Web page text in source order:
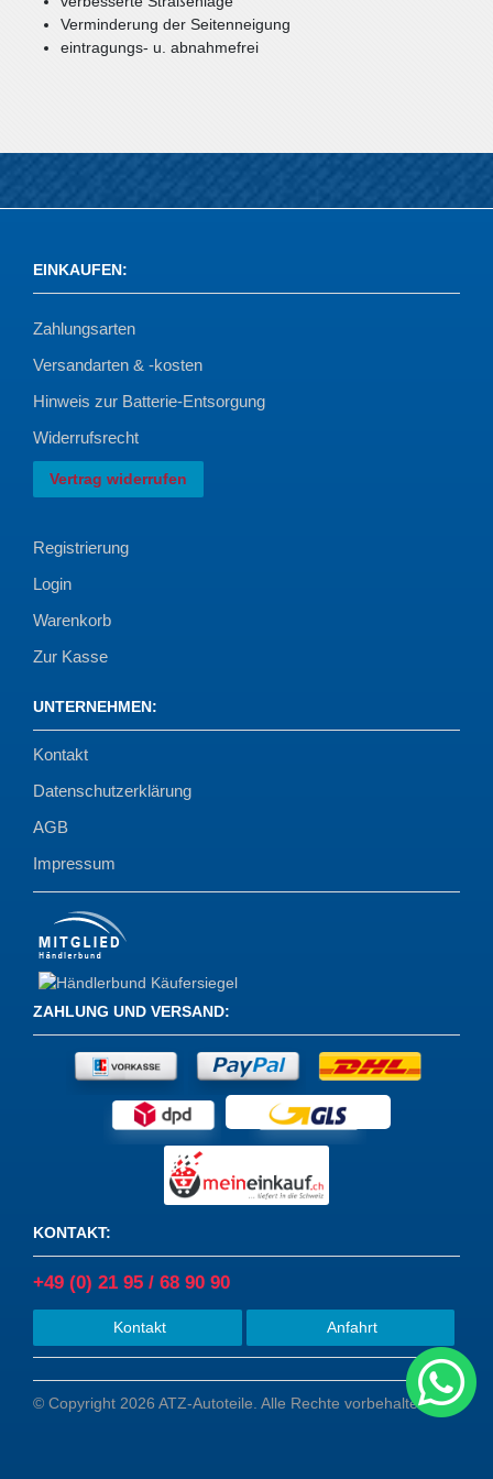
Verminderung der Seitenneigung
eintragungs- u. abnahmefrei
EINKAUFEN:
Zahlungsarten
Versandarten & -kosten
Hinweis zur Batterie-Entsorgung
Widerrufsrecht
Vertrag widerrufen
Registrierung
Login
Warenkorb
Zur Kasse
UNTERNEHMEN:
Kontakt
Datenschutzerklärung
AGB
Impressum
ZAHLUNG UND VERSAND:
KONTAKT:
+49 (0) 21 95 / 68 90 90
Kontakt Anfahrt
© Copyright 2026 ATZ-Autoteile. Alle Rechte vorbehalten.